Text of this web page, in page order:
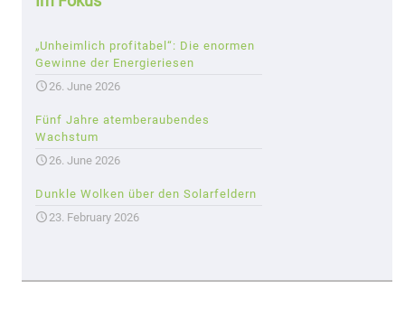
„Unheimlich profitabel“: Die enormen
Gewinne der Energieriesen
26. June 2026
Fünf Jahre atemberaubendes
Wachstum
26. June 2026
Dunkle Wolken über den Solarfeldern
23. February 2026